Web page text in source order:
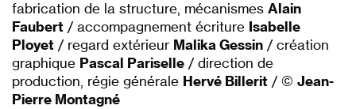
fabrication de la structure, mécanismes Alain
Faubert / accompagnement écriture Isabelle
Ployet / regard extérieur Malika Gessin / création
graphique Pascal Pariselle / direction de
production, régie générale Hervé Billerit / © Jean-
Pierre Montagné